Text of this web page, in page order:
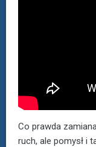
Co prawda
ruch, ale pomysł i